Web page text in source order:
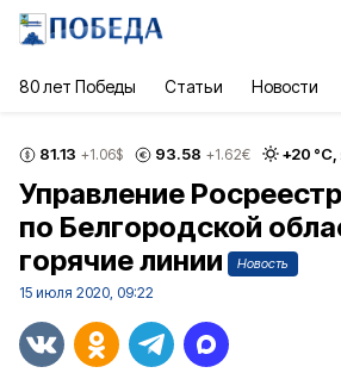
80 лет Победы Статьи Новости
81.13 +1.06$ 93.58 +1.62€ +20 °С,
Управление
по Белгородской
горячие линии
Новость
15 июля 2020, 09:22